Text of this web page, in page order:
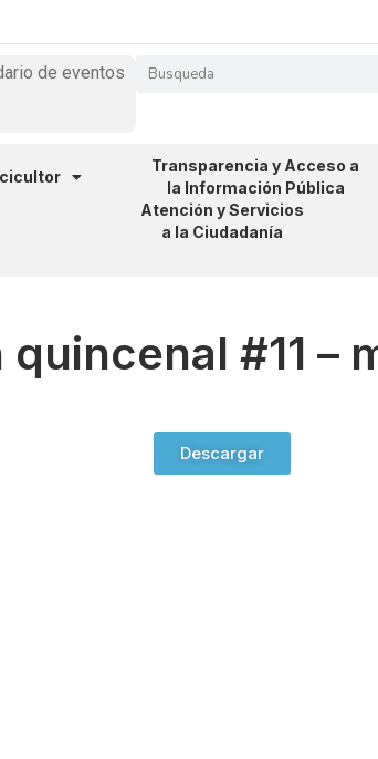
de eventos
Transparencia y Acceso a
la Información Pública
Atención y Servicios
a la Ciudadanía
#11 –
Descargar